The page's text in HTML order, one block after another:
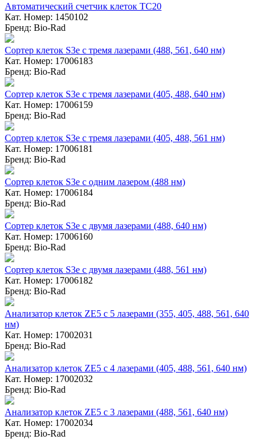
Автоматический счетчик клеток TC20
Кат. Номер: 1450102
Бренд: Bio-Rad
Сортер клеток S3e с тремя лазерами (488, 561, 640 нм)
Кат. Номер: 17006183
Бренд: Bio-Rad
Сортер клеток S3e с тремя лазерами (405, 488, 640 нм)
Кат. Номер: 17006159
Бренд: Bio-Rad
Сортер клеток S3e с тремя лазерами (405, 488, 561 нм)
Кат. Номер: 17006181
Бренд: Bio-Rad
Сортер клеток S3e с одним лазером (488 нм)
Кат. Номер: 17006184
Бренд: Bio-Rad
Сортер клеток S3e с двумя лазерами (488, 640 нм)
Кат. Номер: 17006160
Бренд: Bio-Rad
Сортер клеток S3e с двумя лазерами (488, 561 нм)
Кат. Номер: 17006182
Бренд: Bio-Rad
Анализатор клеток ZE5 с 5 лазерами (355, 405, 488, 561, 640
нм)
Кат. Номер: 17002031
Бренд: Bio-Rad
Анализатор клеток ZE5 с 4 лазерами (405, 488, 561, 640 нм)
Кат. Номер: 17002032
Бренд: Bio-Rad
Анализатор клеток ZE5 с 3 лазерами (488, 561, 640 нм)
Кат. Номер: 17002034
Бренд: Bio-Rad